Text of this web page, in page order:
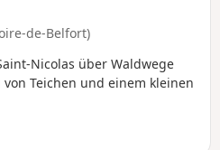
de-Belfort)
Nicolas über Waldwege
Teichen und einem kleinen